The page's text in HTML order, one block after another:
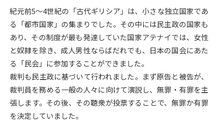
大学研究 大学検索
大学で学べる内容や特徴を調べる
新増設大学・学部・学科特集
国際・グローバルに強い大学特
集
紀元前5～4世紀の「古代ギリシア」は、小さな独立国家であ
る「都市国家」の集まりでした。その中には民主政の国家も
あり、その制度が最も発達していた国家アテナイでは、女性
と奴隷を除き、成人男性ならばだれでも、日本の国会にあた
る「民会」に参加することができました。
裁判も民主政に基づいて行われました。まず原告と被告が、
裁判員を務める一般の人々に向けて演説し、無罪・有罪を主
張します。その後、その聴衆が投票することで、無罪か有罪
を決定していました。